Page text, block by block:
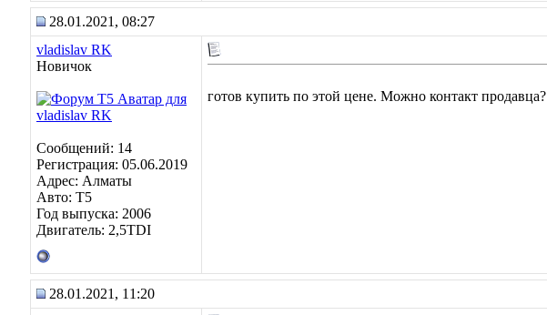
28.01.2021, 08:27
vladislav RK
Новичок
Сообщений: 14
Регистрация: 05.06.2019
Адрес: Алматы
Авто: Т5
Год выпуска: 2006
Двигатель: 2,5TDI
готов купить по этой цене. Можно контакт продавца?
28.01.2021, 11:20